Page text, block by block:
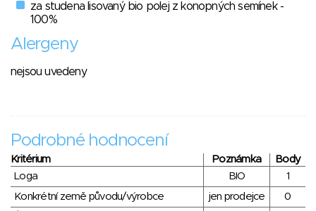
za studena lisovaný bio polej z konopných semínek -
100%
Alergeny
nejsou uvedeny
Podrobné hodnocení
Kritérium Poznámka
Body
Loga
BIO
1
Konkrétní země původu/výrobce
jen prodejce
0